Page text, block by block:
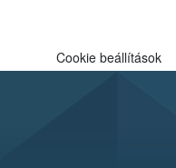
Cookie beállítások